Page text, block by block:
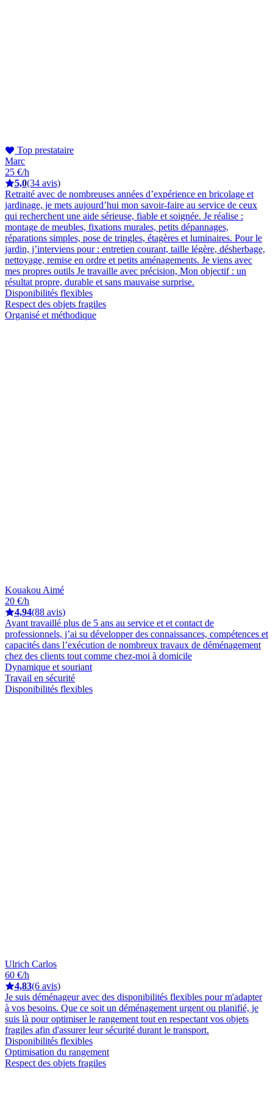
Top prestataire
Marc
25 €/h
5,0(34 avis)
Retraité avec de nombreuses années d’expérience en bricolage et
jardinage, je mets aujourd’hui mon savoir-faire au service de ceux
qui recherchent une aide sérieuse, fiable et soignée. Je réalise :
montage de meubles, fixations murales, petits dépannages,
réparations simples, pose de tringles, étagères et luminaires. Pour le
jardin, j’interviens pour : entretien courant, taille légère, désherbage,
nettoyage, remise en ordre et petits aménagements. Je viens avec
mes propres outils Je travaille avec précision, Mon objectif : un
résultat propre, durable et sans mauvaise surprise.
Disponibilités flexibles
Respect des objets fragiles
Organisé et méthodique
Kouakou Aimé
20 €/h
4,94(88 avis)
Ayant travaillé plus de 5 ans au service et et contact de
professionnels, j’ai su développer des connaissances, compétences et
capacités dans l’exécution de nombreux travaux de déménagement
chez des clients tout comme chez-moi à domicile
Dynamique et souriant
Travail en sécurité
Disponibilités flexibles
Ulrich Carlos
60 €/h
4,83(6 avis)
Je suis déménageur avec des disponibilités flexibles pour m'adapter
à vos besoins. Que ce soit un déménagement urgent ou planifié, je
suis là pour optimiser le rangement tout en respectant vos objets
fragiles afin d'assurer leur sécurité durant le transport.
Disponibilités flexibles
Optimisation du rangement
Respect des objets fragiles